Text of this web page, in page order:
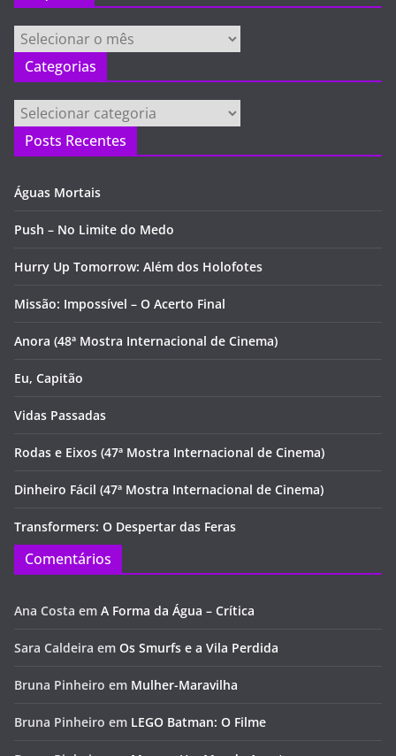
Arquivos
Categorias
Categorias
Posts Recentes
Águas Mortais
Push – No Limite do Medo
Hurry Up Tomorrow: Além dos Holofotes
Missão: Impossível – O Acerto Final
Anora (48ª Mostra Internacional de Cinema)
Eu, Capitão
Vidas Passadas
Rodas e Eixos (47ª Mostra Internacional de Cinema)
Dinheiro Fácil (47ª Mostra Internacional de Cinema)
Transformers: O Despertar das Feras
Comentários
Ana Costa em A Forma da Água – Crítica
Sara Caldeira em Os Smurfs e a Vila Perdida
Bruna Pinheiro em Mulher-Maravilha
Bruna Pinheiro em LEGO Batman: O Filme